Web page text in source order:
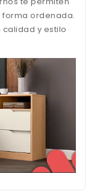
ordenada.
y estilo